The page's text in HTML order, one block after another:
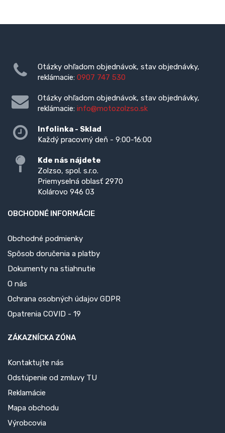
Otázky ohľadom objednávok, stav objednávky,
reklámacie: 0907 747 530
Otázky ohľadom objednávok, stav objednávky,
reklámacie: info@motozolzso.sk
Infolinka - Sklad
Každý pracovný deň - 9:00-16:00
Kde nás nájdete
Zolzso, spol. s.r.o.
Priemyselná oblasť 2970
Kolárovo 946 03
OBCHODNÉ INFORMÁCIE
Obchodné podmienky
Spôsob doručenia a platby
Dokumenty na stiahnutie
O nás
Ochrana osobných údajov GDPR
Opatrenia COVID - 19
ZÁKAZNÍCKA ZÓNA
Kontaktujte nás
Odstúpenie od zmluvy TU
Reklamácie
Mapa obchodu
Výrobcovia